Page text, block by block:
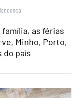
as férias
Minho, Porto,
do país